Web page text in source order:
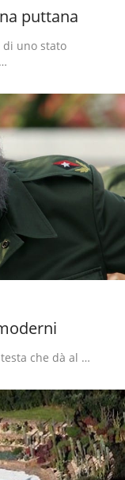
puttana
di uno stato
che dà al …